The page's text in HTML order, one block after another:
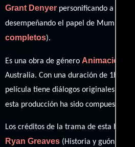
Grant Denyer personificando a Dad
desempeñando el papel de Mum
completos).
Es una obra de género Animación
Australia. Con una duración de 1h 28m
película tiene diálogos originales en
esta producción ha sido compuesta por
Los créditos de la trama de esta
Ryan Greaves (Historia y guón) y